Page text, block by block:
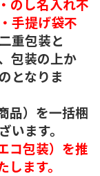
のし名入れ不
手提げ袋不
二重包装と
包装の上か
となりま
品）を一括梱
ます。
コ包装）を推
ます。